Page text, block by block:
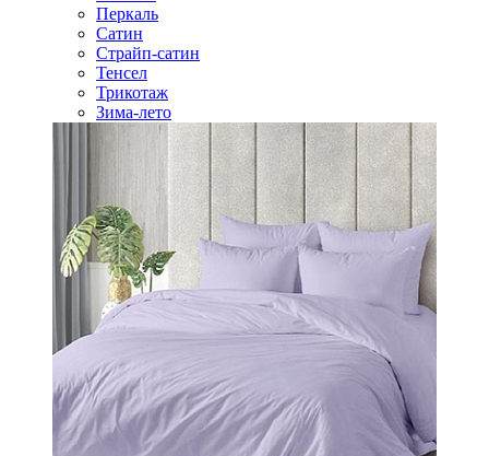
Перкаль
Сатин
Страйп-сатин
Тенсел
Трикотаж
Зима-лето